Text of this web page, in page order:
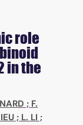
role
in the
; F.
; L. LI ;